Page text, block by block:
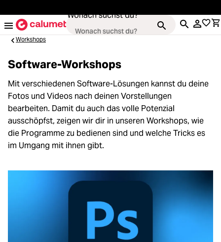
Wonach suchst du?
Kameras
Objektive
Video & Drohnen
Taschen
Workshops
Software-Workshops
Mit verschiedenen Software-Lösungen kannst du deine
Fotos und Videos nach deinen Vorstellungen
bearbeiten. Damit du auch das volle Potenzial
ausschöpfst, zeigen wir dir in unseren Workshops, wie
die Programme zu bedienen sind und welche Tricks es
im Umgang mit ihnen gibt.